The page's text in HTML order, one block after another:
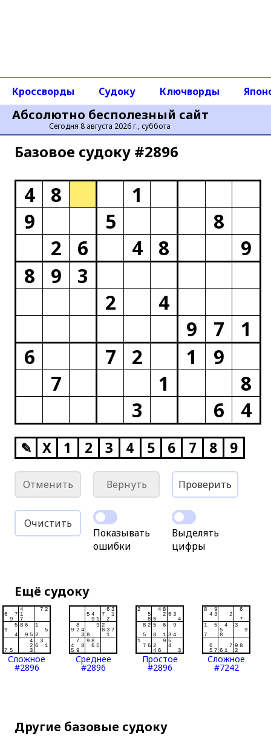
Абсолютно бесполезный сайт
Сегодня 8 августа 2026 г., суббота
Кроссворды Судоку Ключворды
Базовое cудоку #2896
4 8
1
9
5
8
2
6 4 8
9
8
9
3
2
4
9
7
1
6
7 2 1
9
7
1
8
3
6 4
✎ X 1 2 3 4 5 6 7 8 9
Отменить Вернуть Проверить
Очистить
Показывать
ошибки
Выделять
цифры
Ещё судоку
Сложное
#2896
Среднее
#2896
Простое
#2896
Сложное
#7242
Другие базовые судоку